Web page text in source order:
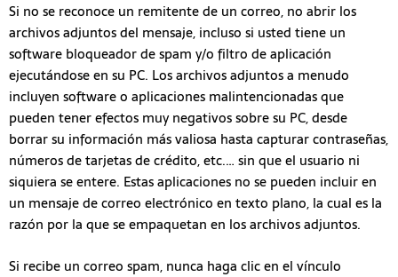
Si no se reconoce un remitente de un correo, no abrir los
archivos adjuntos del mensaje, incluso si usted tiene un
software bloqueador de spam y/o filtro de aplicación
ejecutándose en su PC. Los archivos adjuntos a menudo
incluyen software o aplicaciones malintencionadas que
pueden tener efectos muy negativos sobre su PC, desde
borrar su información más valiosa hasta capturar contraseñas,
números de tarjetas de crédito, etc.… sin que el usuario ni
siquiera se entere. Estas aplicaciones no se pueden incluir en
un mensaje de correo electrónico en texto plano, la cual es la
razón por la que se empaquetan en los archivos adjuntos.
Si recibe un correo spam, nunca haga clic en el vínculo